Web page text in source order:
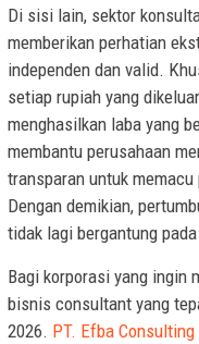
Di sisi lain, sektor
memberikan perhatian
independen dan valid.
setiap rupiah yang
menghasilkan laba yang
membantu perusahaan
transparan untuk
Dengan demikian,
tidak lagi bergantung
Bagi korporasi yang ingin
bisnis consultant yang
2026. PT. Efba Consulting